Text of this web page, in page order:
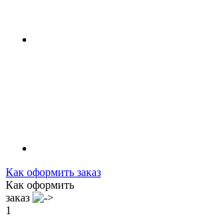
Как оформить заказ
Как оформить
заказ
1